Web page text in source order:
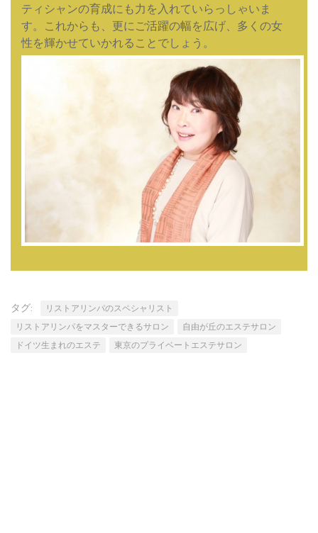
ティシャンの育成にも力を入れていらっしゃいま
す。これからも、更にご活躍の幅を広げ、多くの女
性を輝かせていかれることでしょう。
タグ:
リストアリンパのスペシャリスト
リストアリンパをマスターできるサロン
自由が丘のエステサロン
ドイツ生まれのエステ
東京のプライベートエステサロン